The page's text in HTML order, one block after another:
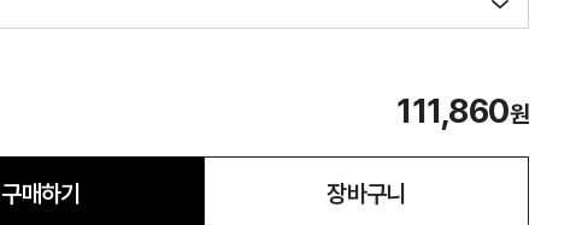
111,860원
구매하기 장바구니